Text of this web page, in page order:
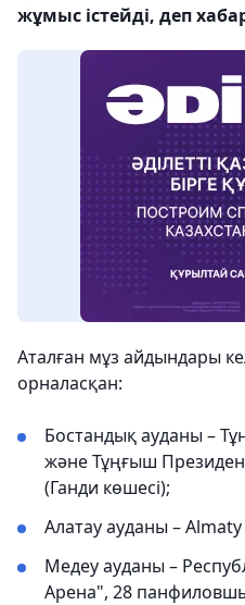
жұмыс істейді, деп
Аталған мұз айдындары
орналасқан:
Бостандық ауданы –
және Тұңғыш
(Ганди көшесі);
Алатау ауданы –
Медеу ауданы –
Арена", 28